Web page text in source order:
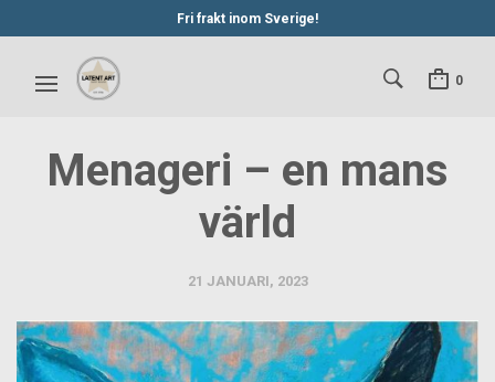
Fri frakt inom Sverige!
0
Menageri – en mans
värld
21 JANUARI, 2023